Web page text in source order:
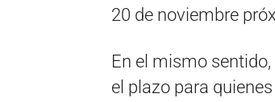
20 de noviembre
En el mismo
el plazo para